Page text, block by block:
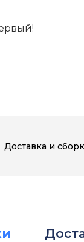
Доставка и